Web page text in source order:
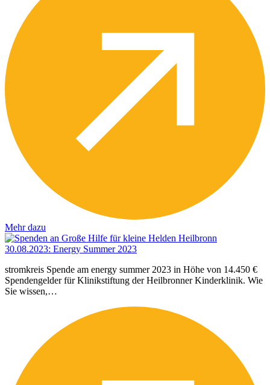
Mehr dazu
30.08.2023: Energy Summer 2023
stromkreis Spende am energy summer 2023 in Höhe von 14.450 €
Spendengelder für Klinikstiftung der Heilbronner Kinderklinik. Wie
Sie wissen,…